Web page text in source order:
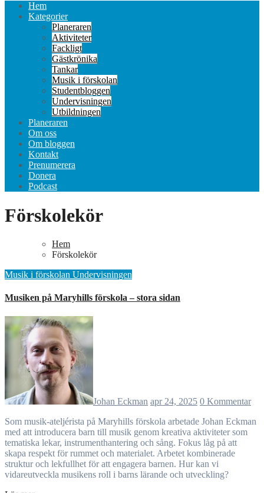
Hem
Kategorier
Planeraren
Aktiviteter
Fackligt
Gästkrönika
Tankar
Musik i förskolan
Studentbloggen
Undervisningen
Utbildningen
Planeraren
Om oss
Om bloggen
Kontakt
Prenumerera
Donera
Podcast
Förskolekör
Hem
Förskolekör
Musik i förskolan Undervisningen
Musiken på Maryhills förskola – stora sidan
Johan Eckman apr 24, 2025 0 Kommentar
Som musik-ateljérista på Maryhills förskola arbetade Johan Eckman
med att introducera barn till musik genom kreativa aktiviteter som
tematiska lekar, instrumenthantering och sång. Fokus låg på att
skapa respekt för rummet och materialet. Arbetet kombinerade
struktur och lekfullhet för att engagera barnen. Hur kan vi
vidareutveckla musikens roll i barns lärande och utveckling?